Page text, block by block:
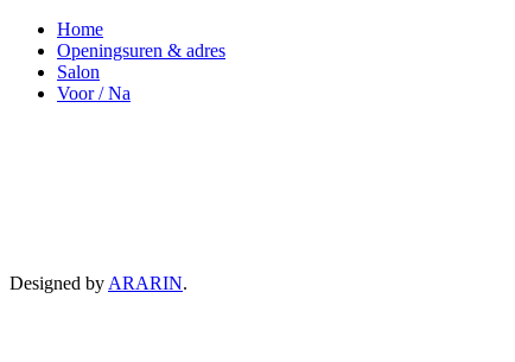
Home
Openingsuren & adres
Salon
Voor / Na
Designed by ARARIN.